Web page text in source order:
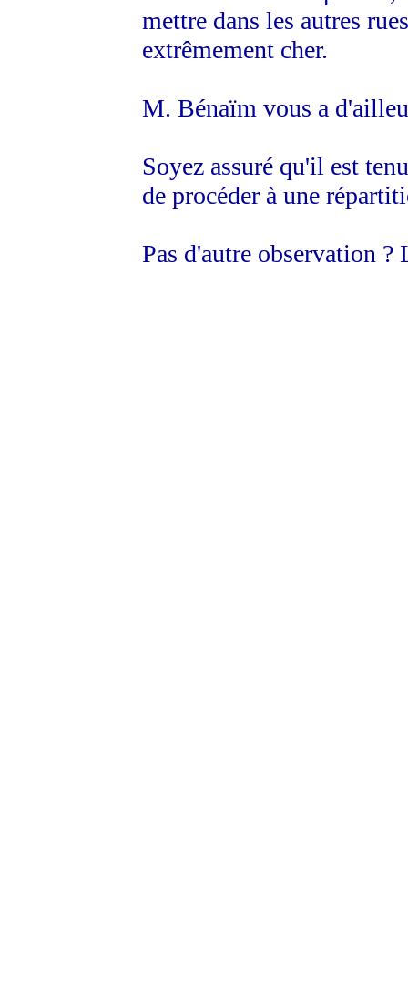
mettre dans les autres
extrêmement cher.
M. Bénaïm vous a
Soyez assuré qu'il est
de procéder à une
Pas d'autre observation ?